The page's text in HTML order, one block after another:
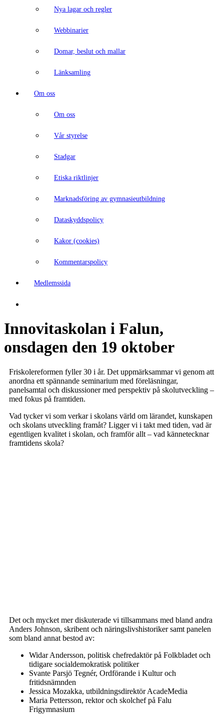
Nya lagar och regler
Webbinarier
Domar, beslut och mallar
Länksamling
Om oss
Om oss
Vår styrelse
Stadgar
Etiska riktlinjer
Marknadsföring av gymnasieutbildning
Dataskyddspolicy
Kakor (cookies)
Kommentarspolicy
Medlemssida
Innovitaskolan i Falun,
onsdagen den 19 oktober
Friskolereformen fyller 30 i år. Det uppmärksammar vi genom att
anordna ett spännande seminarium med föreläsningar,
panelsamtal och diskussioner med perspektiv på skolutveckling –
med fokus på framtiden.
Vad tycker vi som verkar i skolans värld om lärandet, kunskapen
och skolans utveckling framåt? Ligger vi i takt med tiden, vad är
egentligen kvalitet i skolan, och framför allt – vad kännetecknar
framtidens skola?
Det och mycket mer diskuterade vi tillsammans med bland andra
Anders Johnson, skribent och näringslivshistoriker samt panelen
som bland annat bestod av:
Widar Andersson, politisk chefredaktör på Folkbladet och
tidigare socialdemokratisk politiker
Svante Parsjö Tegnér, Ordförande i Kultur och
fritidsnämnden
Jessica Mozakka, utbildningsdirektör AcadeMedia
Maria Pettersson, rektor och skolchef på Falu
Frigymnasium